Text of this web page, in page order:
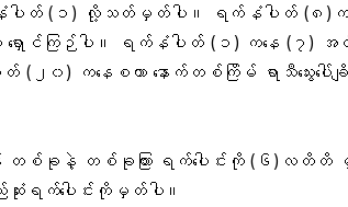
ါတ် (၁) လို့သတ်မှတ်ပါ။ ရက်နံပါတ် (၈)
ောင်ကြဉ်ပါ။ ရက်နံပါတ် (၁) ကနေ (၇) အထိ
၀) ကနေစကာ နောက်တစ်ကြိမ် ရာသီသွေးပ
တစ်ခုနဲ့ တစ်ခုကြား ရက်ပေါင်းကို (၆)လတိတိ မှ
းရက်ပေါင်းကိုမှတ်ပါ။